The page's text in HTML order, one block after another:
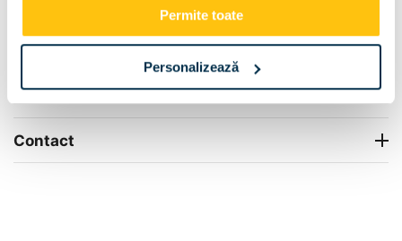
Permite toate
Personalizează
Info Center
Livrare
Contact